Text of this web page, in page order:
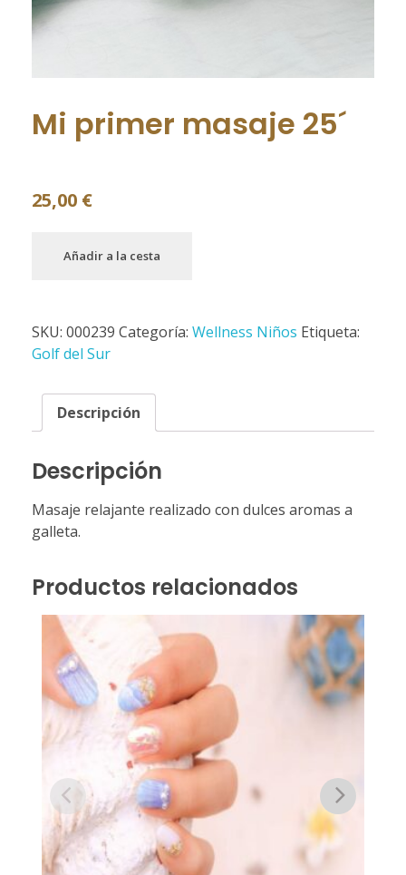
Mi primer masaje 25´
25,00 €
Añadir a la cesta
SKU: 000239 Categoría: Wellness Niños Etiqueta:
Golf del Sur
Descripción
Descripción
Masaje relajante realizado con dulces aromas a
galleta.
Productos relacionados